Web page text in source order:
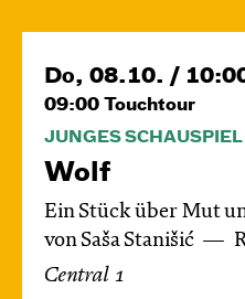
Do, 08.10. /
09:00 Touchtour
JUNGES SCHAUSPIEL
Wolf
Ein Stück über Mut
von Saša Stanišić
Central 1